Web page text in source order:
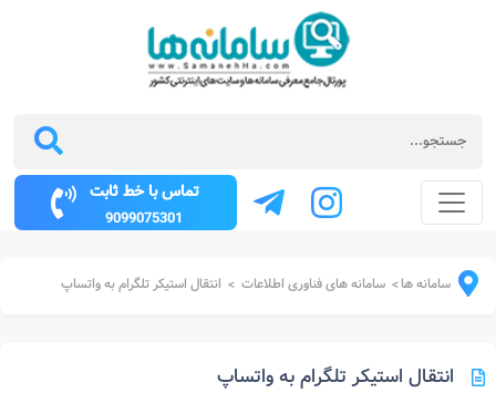
تماس با خط ثابت
9099075301
سامانه ها> سامانه های فناوری اطلاعات > انتقال استیکر تلگرام به واتساپ
انتقال استیکر تلگرام به واتساپ